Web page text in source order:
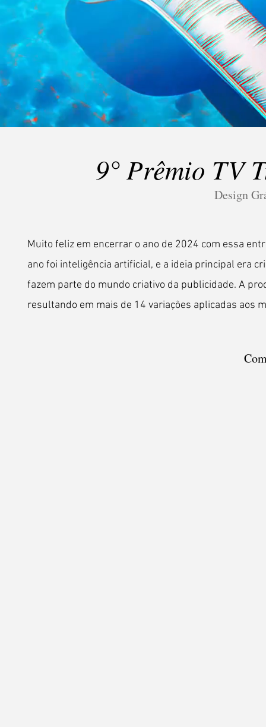
9° Prêmio TV
Design
Muito feliz em encerrar o ano de 2024 com essa
ano foi inteligência artificial, e a ideia principal era
fazem parte do mundo criativo da publicidade. A
resultando em mais de 14 variações aplicadas aos